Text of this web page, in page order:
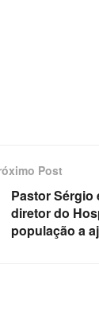
Post
Pastor Sérgio
diretor do
população a